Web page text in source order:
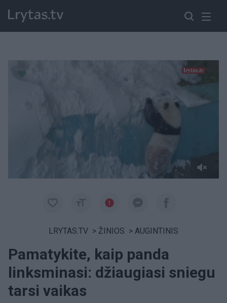
LRYTAS.TV > ŽINIOS > AUGINTINIS
Pamatykite, kaip panda
linksminasi: džiaugiasi sniegu
tarsi vaikas